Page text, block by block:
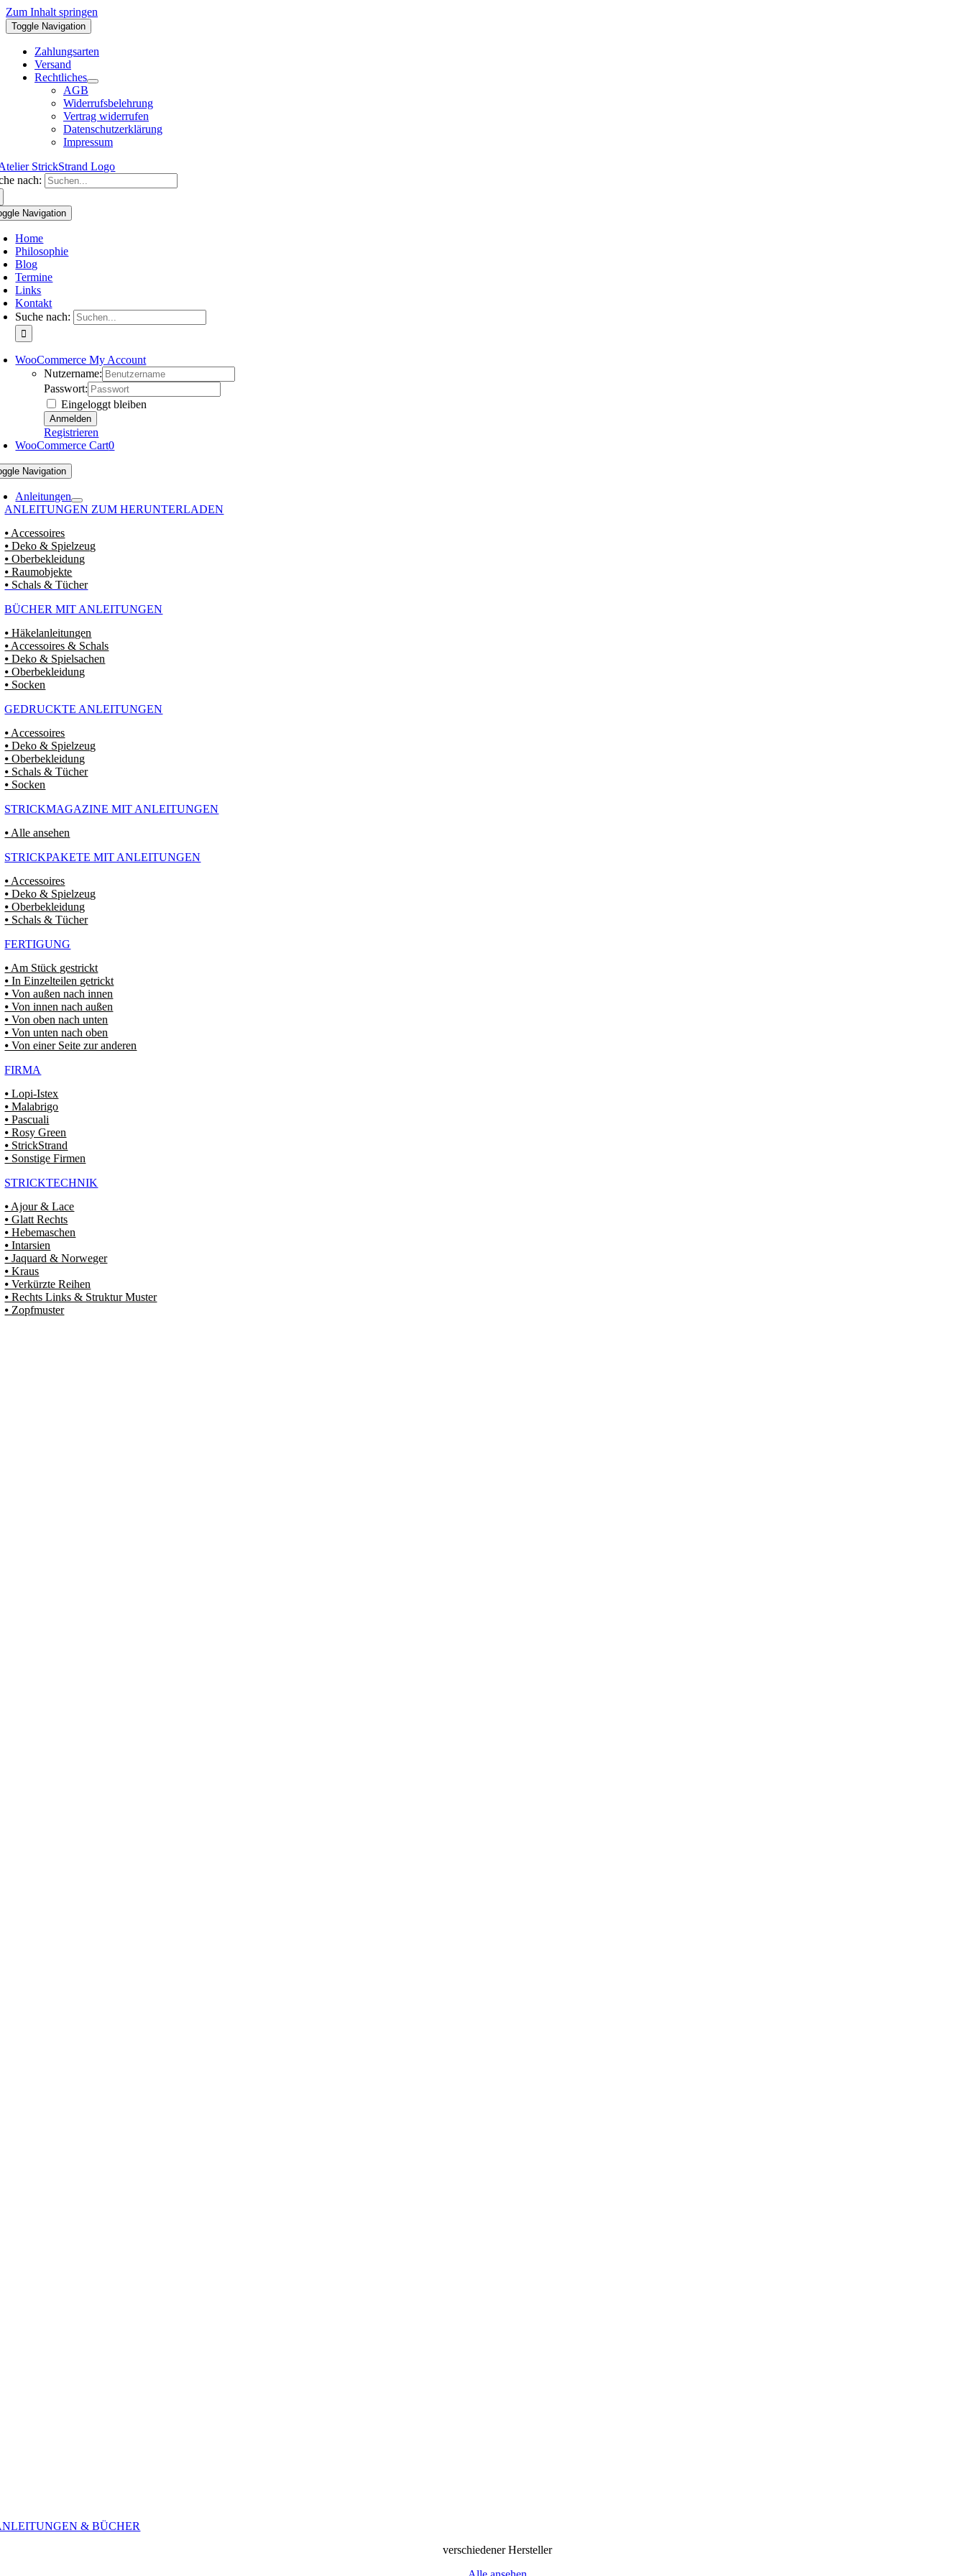
Zum Inhalt springen
Toggle Navigation
Zahlungsarten
Versand
Rechtliches
AGB
Widerrufsbelehrung
Vertrag widerrufen
Datenschutzerklärung
Impressum
nach:
Navigation
Home
Philosophie
Blog
Termine
Links
Kontakt
Suche nach:
WooCommerce My Account
Nutzername:
Passwort:
Eingeloggt bleiben
Registrieren
WooCommerce Cart0
Navigation
Anleitungen
ANLEITUNGEN ZUM HERUNTERLADEN
⦁ Accessoires
⦁ Deko & Spielzeug
⦁ Oberbekleidung
⦁ Raumobjekte
⦁ Schals & Tücher
BÜCHER MIT ANLEITUNGEN
⦁ Häkelanleitungen
⦁ Accessoires & Schals
⦁ Deko & Spielsachen
⦁ Oberbekleidung
⦁ Socken
GEDRUCKTE ANLEITUNGEN
⦁ Accessoires
⦁ Deko & Spielzeug
⦁ Oberbekleidung
⦁ Schals & Tücher
⦁ Socken
STRICKMAGAZINE MIT ANLEITUNGEN
⦁ Alle ansehen
STRICKPAKETE MIT ANLEITUNGEN
⦁ Accessoires
⦁ Deko & Spielzeug
⦁ Oberbekleidung
⦁ Schals & Tücher
FERTIGUNG
⦁ Am Stück gestrickt
⦁ In Einzelteilen getrickt
⦁ Von außen nach innen
⦁ Von innen nach außen
⦁ Von oben nach unten
⦁ Von unten nach oben
⦁ Von einer Seite zur anderen
FIRMA
⦁ Lopi-Istex
⦁ Malabrigo
⦁ Pascuali
⦁ Rosy Green
⦁ StrickStrand
⦁ Sonstige Firmen
STRICKTECHNIK
⦁ Ajour & Lace
⦁ Glatt Rechts
⦁ Hebemaschen
⦁ Intarsien
⦁ Jaquard & Norweger
⦁ Kraus
⦁ Verkürzte Reihen
⦁ Rechts Links & Struktur Muster
⦁ Zopfmuster
& BÜCHER
verschiedener Hersteller